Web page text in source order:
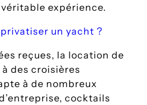
expérience.
un yacht ?
reçues, la location de
des croisières
à de nombreux
cocktails